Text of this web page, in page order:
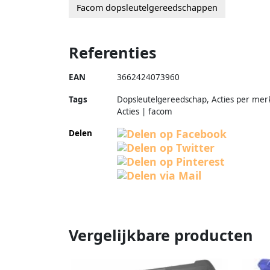
Facom dopsleutelgereedschappen
Referenties
EAN 3662424073960
Tags
Dopsleutelgereedschap, Acties per
Acties | facom
Delen
Vergelijkbare producten